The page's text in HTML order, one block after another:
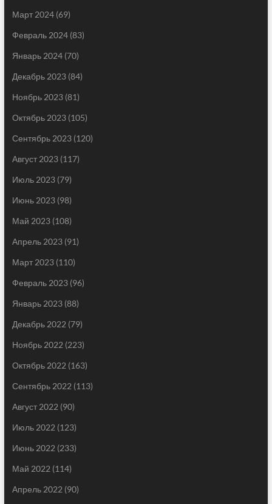
Март 2024(69)
Февраль 2024(83)
Январь 2024(70)
Декабрь 2023(84)
Ноябрь 2023(81)
Октябрь 2023(105)
Сентябрь 2023(120)
Август 2023(117)
Июль 2023(79)
Июнь 2023(98)
Май 2023(108)
Апрель 2023(91)
Март 2023(110)
Февраль 2023(96)
Январь 2023(88)
Декабрь 2022 (79)
Ноябрь 2022 (223)
Октябрь 2022 (163)
Сентябрь 2022 (113)
Август 2022 (90)
Июль 2022 (123)
Июнь 2022 (233)
Май 2022 (114)
Апрель 2022 (90)